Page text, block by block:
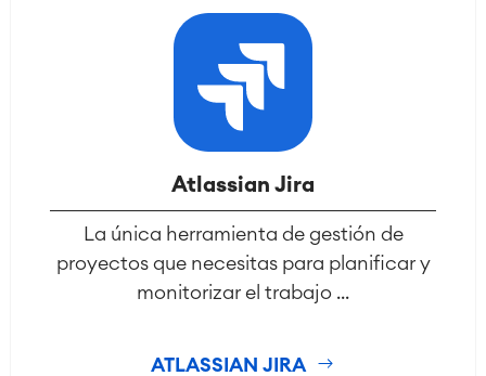
Atlassian Jira
La única herramienta de gestión de
proyectos que necesitas para planificar y
monitorizar el trabajo ...
ATLASSIAN JIRA